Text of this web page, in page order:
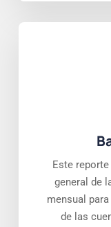
Este
general de
mensual
de las